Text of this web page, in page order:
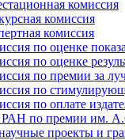
комиссия
комиссия
комиссия
по оценке
по оценке
по премии за
по
по оплате
по премии им.
проекты и